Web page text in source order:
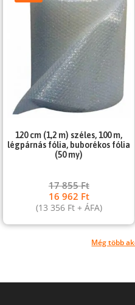
120 cm (1,2 m) széles, 100 m,
légpárnás fólia, buborékos fólia
(50 my)
17 855Ft
16 962 Ft
(13 356 Ft+ ÁFA)
Még több